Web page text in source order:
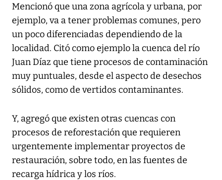
Mencionó que una zona agrícola y urbana, por
ejemplo, va a tener problemas comunes, pero
un poco diferenciadas dependiendo de la
localidad. Citó como ejemplo la cuenca del río
Juan Díaz que tiene procesos de contaminación
muy puntuales, desde el aspecto de desechos
sólidos, como de vertidos contaminantes.
Y, agregó que existen otras cuencas con
procesos de reforestación que requieren
urgentemente implementar proyectos de
restauración, sobre todo, en las fuentes de
recarga hídrica y los ríos.